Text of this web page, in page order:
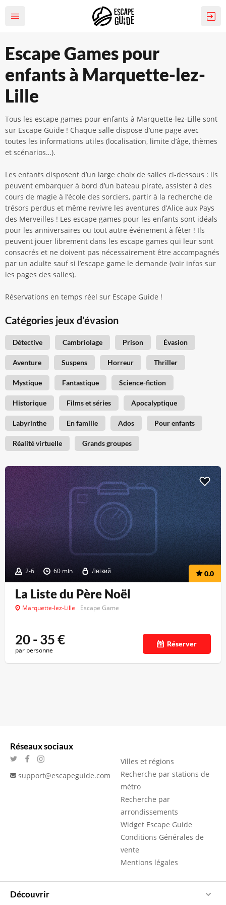
Escape Games pour
enfants à Marquette-lez-
Lille
Tous les escape games pour enfants à Marquette-lez-Lille sont
sur Escape Guide ! Chaque salle dispose d’une page avec
toutes les informations utiles (localisation, limite d’âge, thèmes
et scénarios…).
Les enfants disposent d’un large choix de salles ci-dessous : ils
peuvent embarquer à bord d’un bateau pirate, assister à des
cours de magie à l’école des sorciers, partir à la recherche de
trésors perdus et même revivre les aventures d’Alice aux Pays
des Merveilles ! Les escape games pour les enfants sont idéals
pour les anniversaires ou tout autre événement à fêter ! Ils
peuvent jouer librement dans les escape games qui leur sont
consacrés et ne doivent pas nécessairement être accompagnés
par un adulte sauf si l’escape game le demande (voir infos sur
les pages des salles).
Réservations en temps réel sur Escape Guide !
Catégories jeux d’évasion
Détective Cambriolage Prison Évasion
Aventure Suspens Horreur Thriller
Mystique Fantastique Science-fiction
Historique Films et séries Apocalyptique
Labyrinthe En famille Ados Pour enfants
Réalité virtuelle Grands groupes
2-6 60 min Легкий 0.0
La Liste du Père Noël
Marquette-lez-Lille Escape Game
20 - 35€
par personne
Réserver
Réseaux sociaux
support@escapeguide.com
Villes et régions
Recherche par stations de
métro
Recherche par
arrondissements
Widget Escape Guide
Conditions Générales de
vente
Mentions légales
Découvrir